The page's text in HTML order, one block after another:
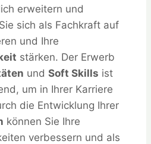
erweitern und
sich als Fachkraft auf
und Ihre
stärken. Der Erwerb
und Soft Skills ist
um in Ihrer Karriere
die Entwicklung Ihrer
können Sie Ihre
verbessern und als